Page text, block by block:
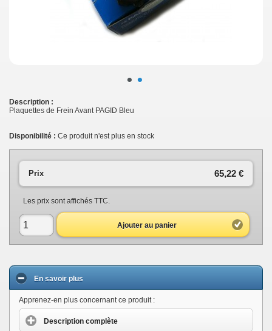
• •
Description :
Plaquettes de Frein Avant PAGID Bleu
Disponibilité : Ce produit n'est plus en stock
65,22 €
Prix
Les prix sont affichés TTC.
Ajouter au panier
En savoir plus
Apprenez-en plus concernant ce produit :
Description complète